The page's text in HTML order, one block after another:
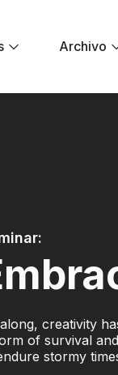
Archivo
creativity
of survival
stormy